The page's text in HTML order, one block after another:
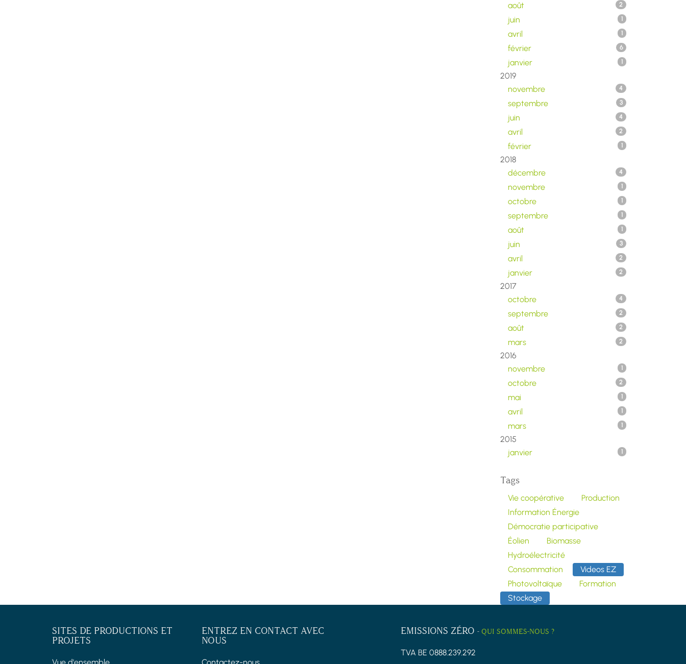
août 2
juin 1
avril 1
février 6
janvier 1
2019
novembre
4
septembre 3
juin 4
avril 2
février 1
2018
décembre
4
novembre 1
octobre 1
septembre 1
août 1
juin 3
avril 2
janvier 2
2017
octobre
4
septembre 2
août 2
mars 2
2016
novembre
1
octobre 2
mai 1
avril 1
mars 1
2015
janvier
1
Tags
Vie coopérative
Production
Information Énergie
Démocratie participative
Éolien
Biomasse
Hydroélectricité
Consommation
Videos EZ
Photovoltaïque
Formation
Stockage
SITES DE PRODUCTIONS ET
PROJETS
ENTREZ EN CONTACT AVEC
NOUS
EMISSIONS ZÉRO - QUI SOMMES-NOUS ?
TVA BE 0888.239.292